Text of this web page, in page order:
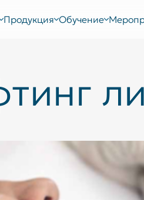
Продукция Обучение